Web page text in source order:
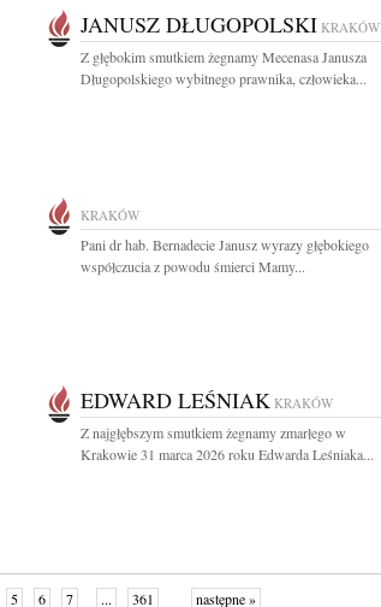
JANUSZ DŁUGOPOLSKI KRAKÓW
Z głębokim smutkiem żegnamy Mecenasa Janusza
Długopolskiego wybitnego prawnika, człowieka...
KRAKÓW
Pani dr hab. Bernadecie Janusz wyrazy głębokiego
współczucia z powodu śmierci Mamy...
EDWARD LEŚNIAK KRAKÓW
Z najgłębszym smutkiem żegnamy zmarłego w
Krakowie 31 marca 2026 roku Edwarda Leśniaka...
5 6 7 ... 361 następne »